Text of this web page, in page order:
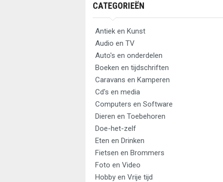
CATEGORIEËN
Antiek en Kunst
Audio en TV
Auto's en onderdelen
Boeken en tijdschriften
Caravans en Kamperen
Cd's en media
Computers en Software
Dieren en Toebehoren
Doe-het-zelf
Eten en Drinken
Fietsen en Brommers
Foto en Video
Hobby en Vrije tijd